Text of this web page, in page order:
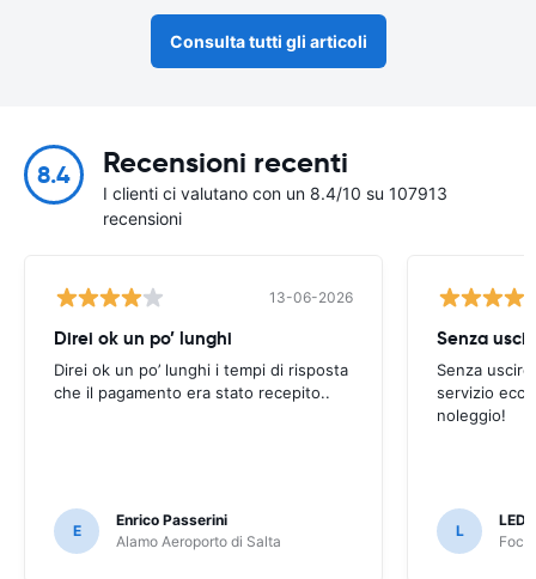
Consulta tutti gli articoli
8.4 Recensioni recenti
I clienti ci valutano con un 8.4/10 su 107913
recensioni
13-06-2026
Direi ok un po’ lunghi
Direi ok un po’ lunghi i tempi di risposta
che il pagamento era stato recepito..
E
Enrico Passerini
Alamo Aeroporto di Salta
Senza
Senza
servizio
noleggio!
L
LEDA